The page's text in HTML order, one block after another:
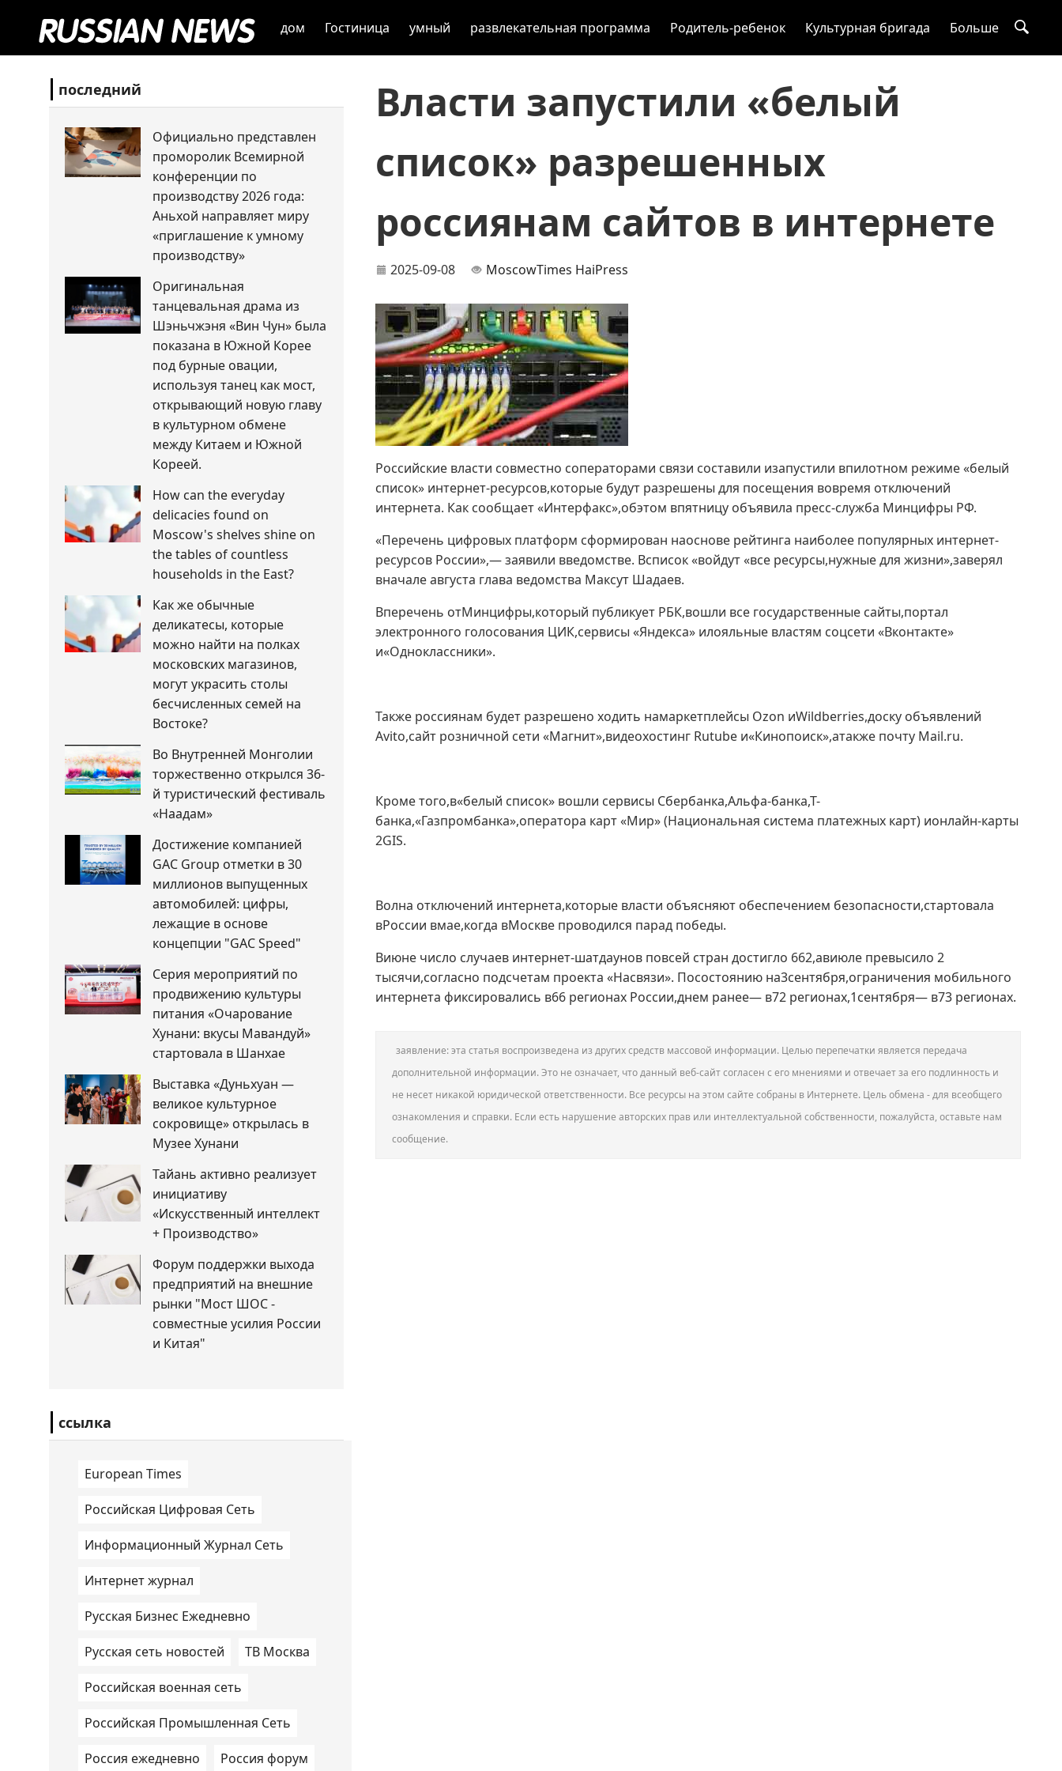
дом Гостиница умный развлекательная программа Родитель-ребенок Культурная бригада Больше
последний
Официально представлен
проморолик Всемирной
конференции по
производству 2026 года:
Аньхой направляет миру
«приглашение к умному
производству»
Оригинальная
танцевальная драма из
Шэньчжэня «Вин Чун» была
показана в Южной Корее
под бурные овации,
используя танец как мост,
открывающий новую главу
в культурном обмене
между Китаем и Южной
Кореей.
How can the everyday
delicacies found on
Moscow's shelves shine on
the tables of countless
households in the East?
Как же обычные
деликатесы, которые
можно найти на полках
московских магазинов,
могут украсить столы
бесчисленных семей на
Востоке?
Во Внутренней Монголии
торжественно открылся 36-
й туристический фестиваль
«Наадам»
Достижение компанией
GAC Group отметки в 30
миллионов выпущенных
автомобилей: цифры,
лежащие в основе
концепции "GAC Speed"
Серия мероприятий по
продвижению культуры
питания «Очарование
Хунани: вкусы Мавандуй»
стартовала в Шанхае
Выставка «Дуньхуан —
великое культурное
сокровище» открылась в
Музее Хунани
Тайань активно реализует
инициативу
«Искусственный интеллект
+ Производство»
Форум поддержки выхода
предприятий на внешние
рынки "Мост ШОС -
совместные усилия России
и Китая"
ссылка
European Times
Российская Цифровая Сеть
Информационный Журнал Сеть
Интернет журнал
Русская Бизнес Ежедневно
Русская сеть новостей ТВ Москва
Российская военная сеть
Российская Промышленная Сеть
Россия ежедневно Россия форум
Власти запустили «белый
список» разрешенных
россиянам сайтов в интернете
2025-09-08 MoscowTimes HaiPress
Российские власти совместно соператорами связи составили изапустили впилотном режиме «белый
список» интернет-ресурсов,которые будут разрешены для посещения вовремя отключений
интернета. Как сообщает «Интерфакс»,обэтом впятницу объявила пресс-служба Минцифры РФ.
«Перечень цифровых платформ сформирован наоснове рейтинга наиболее популярных интернет-
ресурсов России»,— заявили введомстве. Всписок «войдут «все ресурсы,нужные для жизни»,заверял
вначале августа глава ведомства Максут Шадаев.
Вперечень отМинцифры,который публикует РБК,вошли все государственные сайты,портал
электронного голосования ЦИК,сервисы «Яндекса» илояльные властям соцсети «Вконтакте»
и«Одноклассники».
Также россиянам будет разрешено ходить намаркетплейсы Ozon иWildberries,доску объявлений
Avito,сайт розничной сети «Магнит»,видеохостинг Rutube и«Кинопоиск»,атакже почту Mail.ru.
Кроме того,в«белый список» вошли сервисы Сбербанка,Альфа-банка,Т-
банка,«Газпромбанка»,оператора карт «Мир» (Национальная система платежных карт) ионлайн-карты
2GIS.
Волна отключений интернета,которые власти объясняют обеспечением безопасности,стартовала
вРоссии вмае,когда вМоскве проводился парад победы.
Виюне число случаев интернет-шатдаунов повсей стран достигло 662,авиюле превысило 2
тысячи,согласно подсчетам проекта «Насвязи». Посостоянию на3сентября,ограничения мобильного
интернета фиксировались в66 регионах России,днем ранее— в72 регионах,1сентября— в73 регионах.
заявление: эта статья воспроизведена из других средств массовой информации. Целью перепечатки является передача
дополнительной информации. Это не означает, что данный веб-сайт согласен с его мнениями и отвечает за его подлинность и
не несет никакой юридической ответственности. Все ресурсы на этом сайте собраны в Интернете. Цель обмена - для всеобщего
ознакомления и справки. Если есть нарушение авторских прав или интеллектуальной собственности, пожалуйста, оставьте нам
сообщение.